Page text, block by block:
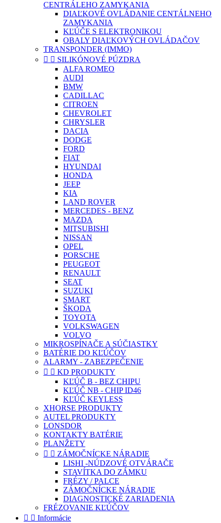
CENTRÁLEHO ZAMYKANIA
DIAĽKOVÉ OVLÁDANIE CENTÁLNEHO
ZAMYKANIA
KĽÚČE S ELEKTRONIKOU
OBALY DIAĽKOVÝCH OVLÁDAČOV
TRANSPONDER (IMMO)
  SILIKÓNOVÉ PÚZDRA
ALFA ROMEO
AUDI
BMW
CADILLAC
CITROEN
CHEVROLET
CHRYSLER
DACIA
DODGE
FORD
FIAT
HYUNDAI
HONDA
JEEP
KIA
LAND ROVER
MERCEDES - BENZ
MAZDA
MITSUBISHI
NISSAN
OPEL
PORSCHE
PEUGEOT
RENAULT
SEAT
SUZUKI
SMART
ŠKODA
TOYOTA
VOLKSWAGEN
VOLVO
MIKROSPÍNAČE A SÚČIASTKY
BATÉRIE DO KĽÚČOV
ALARMY - ZABEZPEČENIE
  KD PRODUKTY
KĽÚČ B - BEZ CHIPU
KĽÚČ NB - CHIP ID46
KĽÚČ KEYLESS
XHORSE PRODUKTY
AUTEL PRODUKTY
LONSDOR
KONTAKTY BATÉRIE
PLANŽETY
  ZÁMOČNÍCKE NÁRADIE
LISHI -NÚDZOVÉ OTVÁRAČE
STAVÍTKA DO ZÁMKU
FRÉZY / PALCE
ZÁMOČNÍCKE NÁRADIE
DIAGNOSTICKÉ ZARIADENIA
FRÉZOVANIE KĽÚČOV
  Informácie